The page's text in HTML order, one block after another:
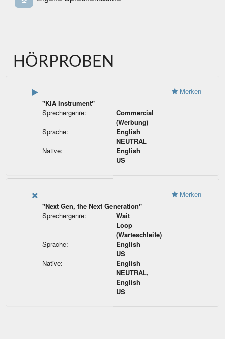
HÖRPROBEN
"KIA Instrument"
Sprechergenre:
Commercial
(Werbung)
Sprache:
English
NEUTRAL
Native:
English
US
Merken
"Next Gen, the Next Generation"
Sprechergenre:
Wait
Loop
(Warteschleife)
Sprache:
English
US
Native:
English
NEUTRAL,
English
US
Merken